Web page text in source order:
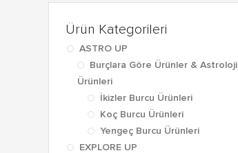
Ürün Kategorileri
ASTRO UP
Burçlara Göre Ürünler & Astroloji
Ürünleri
İkizler Burcu Ürünleri
Koç Burcu Ürünleri
Yengeç Burcu Ürünleri
EXPLORE UP